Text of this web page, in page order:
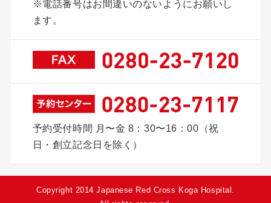
※電話番号はお間違いのないようにお願いし
ます。
予約受付時間 月〜金 8：30〜16：00 （祝
日・創立記念日を除く）
Copyright 2014 Japanese Red Cross Koga Hospital.